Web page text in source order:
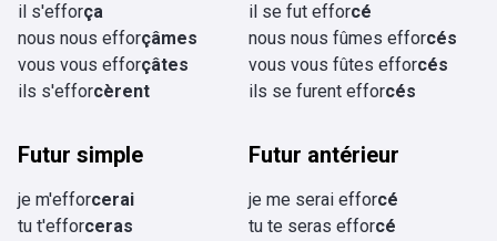
il s'efforça
nous nous efforçâmes
vous vous efforçâtes
ils s'efforcèrent
il se fut efforcé
nous nous fûmes efforcés
vous vous fûtes efforcés
ils se furent efforcés
Futur simple
je m'efforcerai
tu t'efforceras
Futur antérieur
je me serai efforcé
tu te seras efforcé